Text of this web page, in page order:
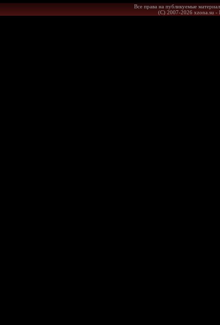
Все права на публикуемые
(С) 2007-2026 xzona.su -